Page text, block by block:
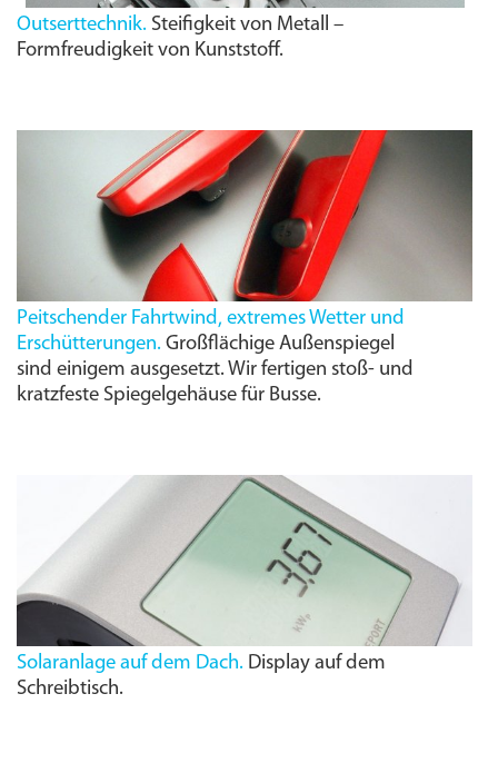
Outserttechnik. Steifigkeit von Metall –
Formfreudigkeit von Kunststoff.
Peitschender Fahrtwind, extremes Wetter und
Erschütterungen. Großflächige Außenspiegel
sind einigem ausgesetzt. Wir fertigen stoß- und
kratzfeste Spiegel­gehäuse für Busse.
Solaranlage auf dem Dach. Display auf dem
Schreibtisch.